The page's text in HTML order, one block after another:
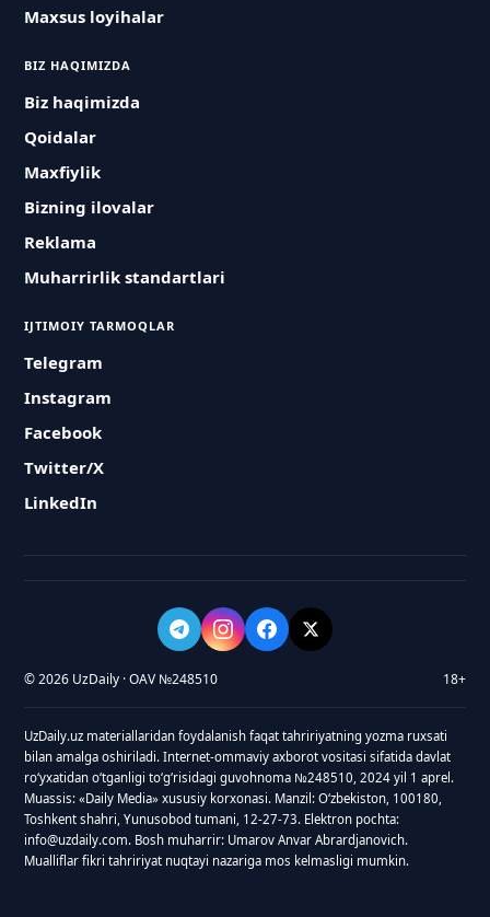
Maxsus loyihalar
BIZ HAQIMIZDA
Biz haqimizda
Qoidalar
Maxfiylik
Bizning ilovalar
Reklama
Muharrirlik standartlari
IJTIMOIY TARMOQLAR
Telegram
Instagram
Facebook
Twitter/X
LinkedIn
© 2026 UzDaily · OAV №248510 18+
UzDaily.uz materiallaridan foydalanish faqat tahririyatning yozma ruxsati
bilan amalga oshiriladi. Internet-ommaviy axborot vositasi sifatida davlat
roʻyxatidan oʻtganligi toʻgʻrisidagi guvohnoma №248510, 2024 yil 1 aprel.
Muassis: «Daily Media» xususiy korxonasi. Manzil: Oʻzbekiston, 100180,
Toshkent shahri, Yunusobod tumani, 12-27-73. Elektron pochta:
info@uzdaily.com. Bosh muharrir: Umarov Anvar Abrardjanovich.
Mualliflar fikri tahririyat nuqtayi nazariga mos kelmasligi mumkin.